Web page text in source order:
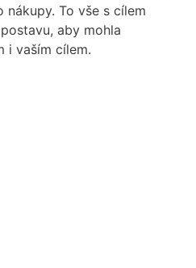
To vše s cílem
aby mohla
i vaším cílem.